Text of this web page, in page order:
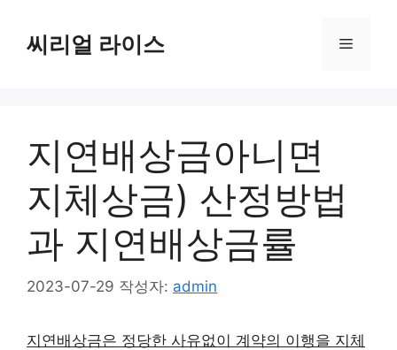
씨리얼 라이스 메
지연배상금아니면
지체상금) 산정방법
과 지연배상금률
2023-07-29 작성자: admin
지연배상금은 정당한 사유없이 계약의 이행을 지체